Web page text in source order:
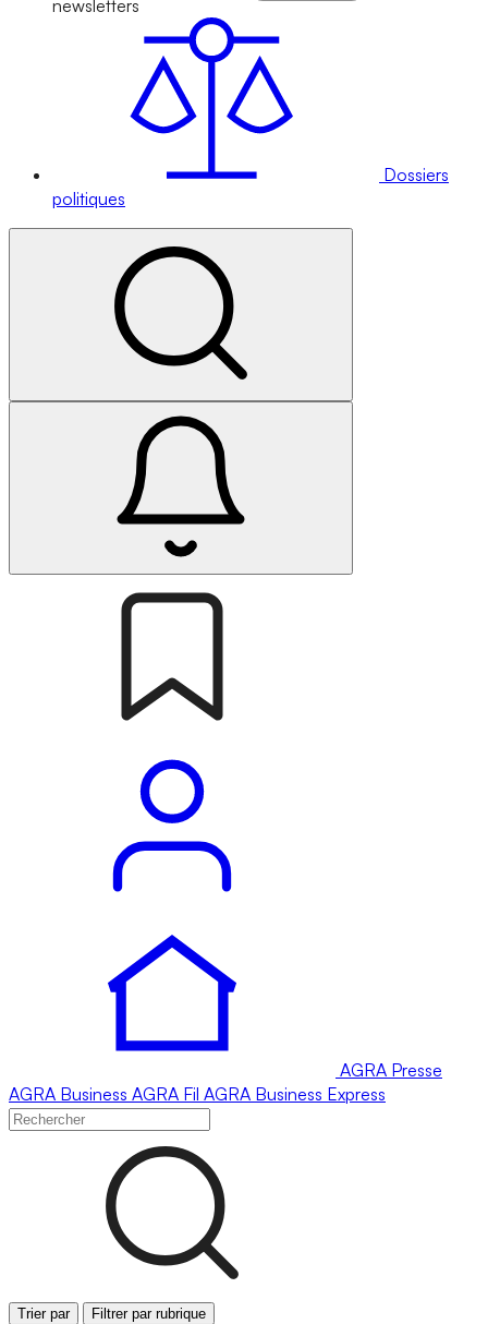
newsletters
Dossiers
politiques
AGRA Presse
AGRA Business AGRA Fil AGRA Business Express
Trier par Filtrer par rubrique